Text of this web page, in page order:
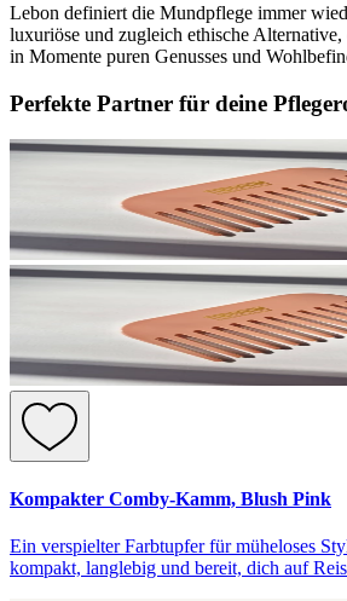
Lebon definiert die Mundpflege immer
luxuriöse und zugleich ethische
in Momente puren Genusses und
Perfekte Partner für deine
Kompakter Comby-Kamm, Blush Pink
Ein verspielter Farbtupfer für müheloses
kompakt, langlebig und bereit, dich auf